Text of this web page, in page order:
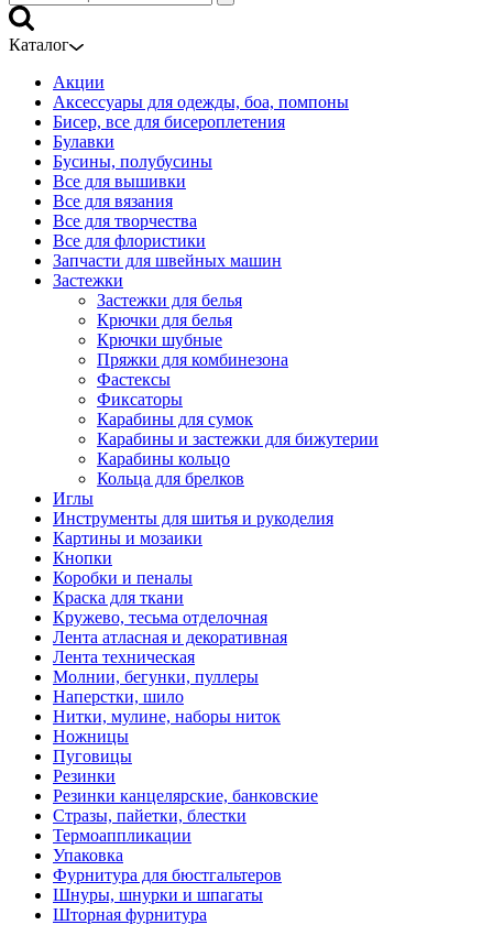
Каталог
Акции
Аксессуары для одежды, боа, помпоны
Бисер, все для бисероплетения
Булавки
Бусины, полубусины
Все для вышивки
Все для вязания
Все для творчества
Все для флористики
Запчасти для швейных машин
Застежки
Застежки для белья
Крючки для белья
Крючки шубные
Пряжки для комбинезона
Фастексы
Фиксаторы
Карабины для сумок
Карабины и застежки для бижутерии
Карабины кольцо
Кольца для брелков
Иглы
Инструменты для шитья и рукоделия
Картины и мозаики
Кнопки
Коробки и пеналы
Краска для ткани
Кружево, тесьма отделочная
Лента атласная и декоративная
Лента техническая
Молнии, бегунки, пуллеры
Наперстки, шило
Нитки, мулине, наборы ниток
Ножницы
Пуговицы
Резинки
Резинки канцелярские, банковские
Стразы, пайетки, блестки
Термоаппликации
Упаковка
Фурнитура для бюстгальтеров
Шнуры, шнурки и шпагаты
Шторная фурнитура